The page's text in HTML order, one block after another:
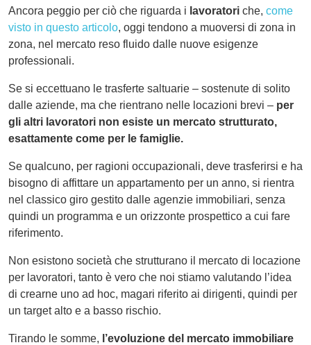
Ancora peggio per ciò che riguarda i lavoratori che, come
visto in questo articolo, oggi tendono a muoversi di zona in
zona, nel mercato reso fluido dalle nuove esigenze
professionali.
Se si eccettuano le trasferte saltuarie – sostenute di solito
dalle aziende, ma che rientrano nelle locazioni brevi – per
gli altri lavoratori non esiste un mercato strutturato,
esattamente come per le famiglie.
Se qualcuno, per ragioni occupazionali, deve trasferirsi e ha
bisogno di affittare un appartamento per un anno, si rientra
nel classico giro gestito dalle agenzie immobiliari, senza
quindi un programma e un orizzonte prospettico a cui fare
riferimento.
Non esistono società che strutturano il mercato di locazione
per lavoratori, tanto è vero che noi stiamo valutando l’idea
di crearne uno ad hoc, magari riferito ai dirigenti, quindi per
un target alto e a basso rischio.
Tirando le somme, l’evoluzione del mercato immobiliare